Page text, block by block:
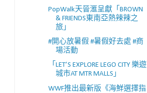
PopWalk天晉滙呈獻「BROWN
& FRIENDS東南亞熱辣辣之
旅」
#開心放暑假 #暑假好去處 #商
場活動
「LET’S EXPLORE LEGO CITY 樂遊
城市AT MTR MALLS」
WWF推出最新版《海鮮選擇指